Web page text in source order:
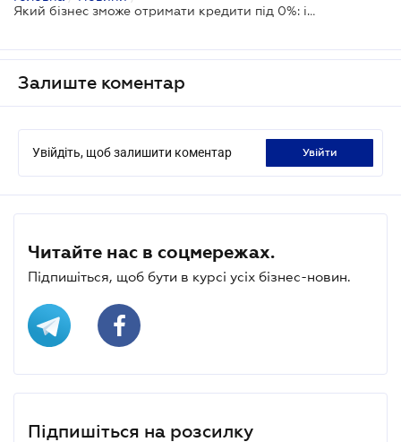
Який бізнес зможе отримати кредити під 0%: ініціатива Кабміну
Залиште коментар
Увійдіть, щоб залишити коментар увійти
Читайте нас в соцмережах.
Підпишіться, щоб бути в курсі усіх бізнес-новин.
Підпишіться на розсилку